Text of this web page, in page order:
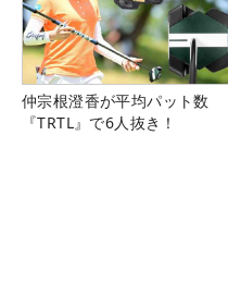
仲宗根澄香が平均パット数
『TRTL』で6人抜き！